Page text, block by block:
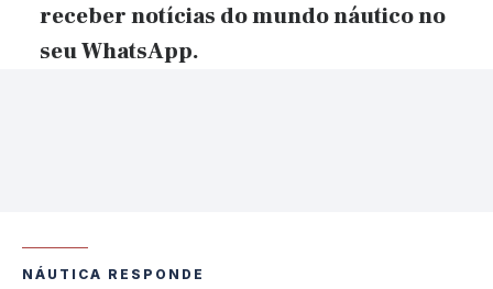
receber notícias do mundo náutico no
seu WhatsApp.
NÁUTICA RESPONDE